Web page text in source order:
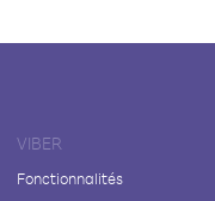
VIBER
Fonctionnalités